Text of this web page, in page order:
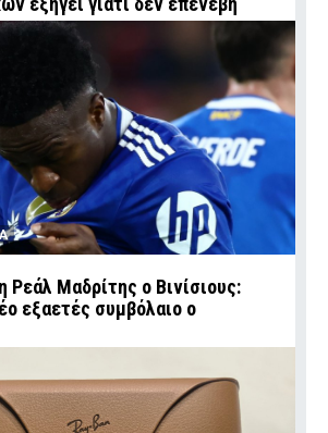
Ρεάλ Μαδρίτης ο Βινίσιους:
εξαετές συμβόλαιο ο